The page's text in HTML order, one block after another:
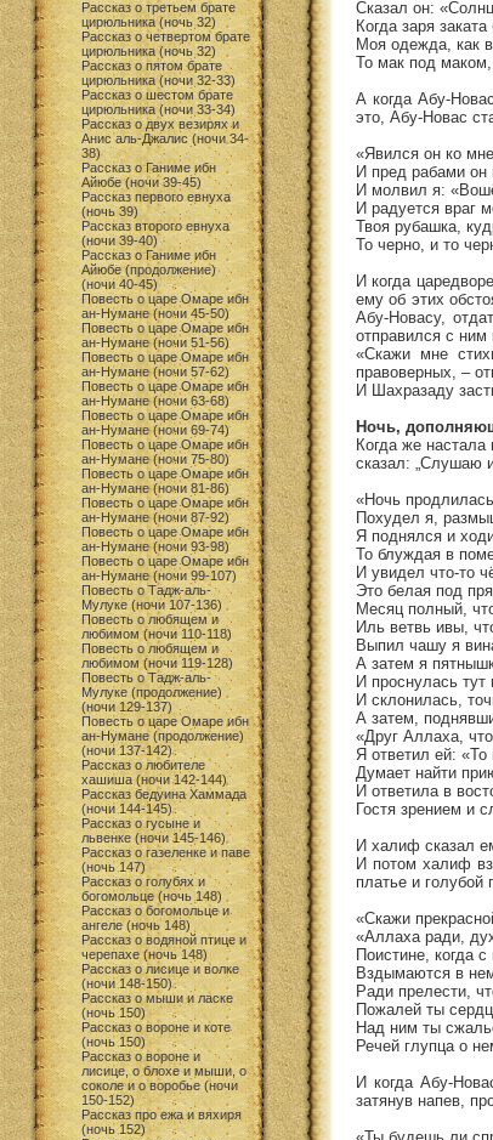
Рассказ о третьем брате
цирюльника (ночь 32)
Рассказ о четвертом брате
цирюльника (ночь 32)
Рассказ о пятом брате
цирюльника (ночи 32-33)
Рассказ о шестом брате
цирюльника (ночи 33-34)
Рассказ о двух везирях и
Анис аль-Джалис (ночи 34-
38)
Рассказ о Ганиме ибн
Айюбе (ночи 39-45)
Рассказ первого евнуха
(ночь 39)
Рассказ второго евнуха
(ночи 39-40)
Рассказ о Ганиме ибн
Айюбе (продолжение)
(ночи 40-45)
Повесть о царе Омаре ибн
ан-Нумане (ночи 45-50)
Повесть о царе Омаре ибн
ан-Нумане (ночи 51-56)
Повесть о царе Омаре ибн
ан-Нумане (ночи 57-62)
Повесть о царе Омаре ибн
ан-Нумане (ночи 63-68)
Повесть о царе Омаре ибн
ан-Нумане (ночи 69-74)
Повесть о царе Омаре ибн
ан-Нумане (ночи 75-80)
Повесть о царе Омаре ибн
ан-Нумане (ночи 81-86)
Повесть о царе Омаре ибн
ан-Нумане (ночи 87-92)
Повесть о царе Омаре ибн
ан-Нумане (ночи 93-98)
Повесть о царе Омаре ибн
ан-Нумане (ночи 99-107)
Повесть о Тадж-аль-
Мулуке (ночи 107-136)
Повесть о любящем и
любимом (ночи 110-118)
Повесть о любящем и
любимом (ночи 119-128)
Повесть о Тадж-аль-
Мулуке (продолжение)
(ночи 129-137)
Повесть о царе Омаре ибн
ан-Нумане (продолжение)
(ночи 137-142)
Рассказ о любителе
хашиша (ночи 142-144)
Рассказ бедуина Хаммада
(ночи 144-145)
Рассказ о гусыне и
львенке (ночи 145-146)
Рассказ о газеленке и паве
(ночь 147)
Рассказ о голубях и
богомольце (ночь 148)
Рассказ о богомольце и
ангеле (ночь 148)
Рассказ о водяной птице и
черепахе (ночь 148)
Рассказ о лисице и волке
(ночи 148-150)
Рассказ о мыши и ласке
(ночь 150)
Рассказ о вороне и коте
(ночь 150)
Рассказ о вороне и
лисице, о блохе и мыши, о
соколе и о воробье (ночи
150-152)
Рассказ про ежа и вяхиря
(ночь 152)
Сказал он:
Когда заря
Моя одежда, как
То мак под
А когда Абу-
это, Абу-Новас
«Явился он ко
И пред рабами он
И молвил я:
И радуется враг
Твоя рубашка,
То черно, и то
И когда
ему об этих
Абу-Новасу,
отправился с
«Скажи мне
правоверных, –
И Шахразаду
Ночь,
Когда же
сказал: „Слушаю
«Ночь
Похудел я,
Я поднялся и
То блуждая в
И увидел что-то
Это белая под
Месяц полный,
Иль ветвь ивы,
Выпил чашу я
А затем я
И проснулась
И склонилась,
А затем,
«Друг Аллаха,
Я ответил ей: «То
Думает найти
И ответила в
Гостя зрением и
И халиф сказал
И потом халиф
платье и
«Скажи
«Аллаха ради,
Поистине, когда
Вздымаются в
Ради прелести,
Пожалей ты
Над ним ты
Речей глупца о
И когда Абу-
затянув напев,